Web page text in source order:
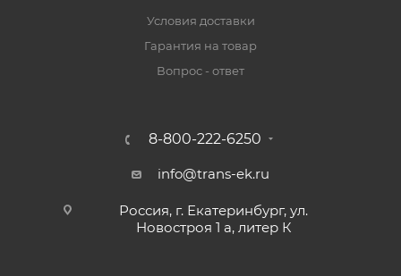
Условия доставки
Гарантия на товар
Вопрос - ответ
8-800-222-6250
info@trans-ek.ru
Россия, г. Екатеринбург, ул.
Новостроя 1 а, литер К